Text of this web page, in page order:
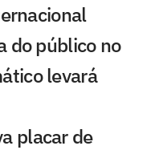
do público no
levará
placar de